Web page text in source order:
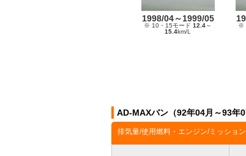
1998/04～1999/05
※ 10・15モード 12.4～
15.4km/L
※
AD-MAXバン（92年04月～93年
排気量/使用燃料・エンジン/ミッショ